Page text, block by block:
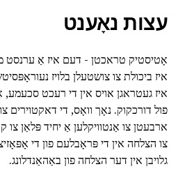
עצות נאָענט
אָטיסטיק טראכטן - דעם איז אַ ערנסט
איז ביכולת צו צושטעלן בלויז
איז געטראגן אויס אין די רעכט
פול דורכקוק. נאָך וואָס, די דאקטוירים
ארבעטן צו אַנטוויקלען אַ יחיד פּלאַן
צו הצלחה אין די פּראָבלעם פון די
גלויבן אין דער הצלחה פון באַהאַנדלונג.